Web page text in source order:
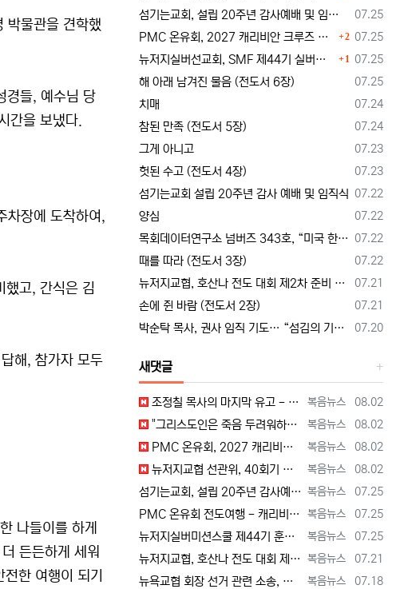
박물관을 견학했
경들, 예수님 당
간을 보냈다.
차장에 도착하여,
했고, 간식은 김
해, 참가자 모두
나들이를 하게
든든하게 세워
한 여행이 되기
등록일
07.25
섬기는교회, 설립 20주년 감사예배 및 임직식 --- "이제 더 힘차게 창공을 날자"
등록일
07.25
PMC 온유회, 2027 캐리비안 크루즈 전도여행 참가자 모집
댓글
2
등록일
07.25
뉴저지실버선교회, SMF 제44기 실버미션스쿨 수강생 모집
댓글
1
등록일
07.25
해 아래 남겨진 물음 (전도서 6장)
등록일
07.24
치매
등록일
07.24
참된 만족 (전도서 5장)
등록일
07.23
그게 아니고
등록일
07.23
헛된 수고 (전도서 4장)
등록일
07.22
섬기는교회 설립 20주년 감사 예배 및 임직식
등록일
07.22
양심
등록일
07.22
목회데이터연구소 넘버즈 343호, “미국 한인교회 목회자 41%, 영적 번아웃 상태”
등록일
07.22
때를 따라 (전도서 3장)
등록일
07.21
뉴저지교협, 호산나 전도 대회 제2차 준비 기도회 --- "사람이 아니라 하나님께서 일하신다"
등록일
07.21
손에 쥔 바람 (전도서 2장)
등록일
07.20
박순탁 목사, 권사 임직 기도… “섬김의 기쁨을 알고 교회를 붙드는 믿음의 동역자 되게 하소서”
새댓글
등록자
복음뉴스 등록일
08.02
조정칠 목사의 마지막 유고 - 홍수와 복(福) 자(字) [2026년 8월 1일 토요일 자 뉴욕일보 기사] ==> https://www.bogeu…
등록자
복음뉴스 등록일
08.02
"그리스도인은 죽음 두려워하지 않지만, 살아 있는 동안 다른 사람의 유익 + 믿음의 진보 위해 살아야" [2026년 7월 31일 금요일 자 뉴욕…
등록자
복음뉴스 등록일
08.02
PMC 온유회, 2027 캐리비안 크루즈 전도여행 참가자 모집 [2026년 7월 31일 금요일 자 뉴욕일보 기사] ==> https://www.…
등록자
복음뉴스 등록일
08.02
뉴저지교협 선관위, 40회기 회장 + 부회장 등록 + 추천 절차 공고 --- 8월 28일 등록 마감, 9월 28일 선거 [2026년 7월 29일…
등록자
복음뉴스 등록일
07.25
섬기는교회, 설립 20주년 감사예배 및 임직식 --- "이제 더 힘차게 창공을 날자" [2026년 7월 25일 토요일 자 뉴욕일보 기사] ==>…
등록자
복음뉴스 등록일
07.25
PMC 온유회 전도여행 - 캐리비언 크루즈 2027 안내 ==> https://www.bogeumnews.com/gnu54/bbs/board.p…
등록자
복음뉴스 등록일
07.25
뉴저지실버미션스쿨 제44기 훈련생 모집 안내 ==> https://www.bogeumnews.com/gnu54/bbs/board.php?bo_t…
등록자
복음뉴스 등록일
07.21
뉴저지교협, 호산나 전도 대회 제2차 준비 기도회 --- "사람이 아니라 하나님께서 일하신다" [2026년 7월 21일 화요일 자 뉴욕일보 기사…
등록자
복음뉴스 등록일
07.18
뉴욕교협 회장 선거 관련 소송, 청구인 측 "법원 조속한 결정과 심리ㅜ 요청" [2026년 7월 18일 토요일 자 뉴욕일보 기사] ==> htt…